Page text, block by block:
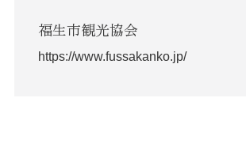
福生市観光協会
https://www.fussakanko.jp/